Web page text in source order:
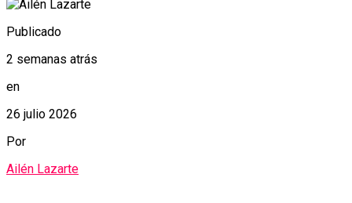
Publicado
2 semanas atrás
en
26 julio 2026
Por
Ailén Lazarte